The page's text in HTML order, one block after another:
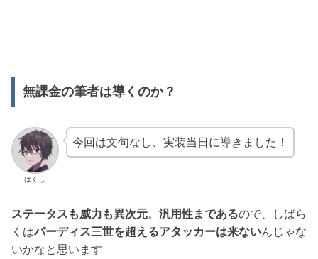
無課金の筆者は導くのか？
はくし
今回は文句なし、実装当日に導きました！
ステータスも威力も異次元。 汎用性まであるので、しばら
くはパーディス三世を超えるアタッカーは来ないんじゃな
いかなと思います